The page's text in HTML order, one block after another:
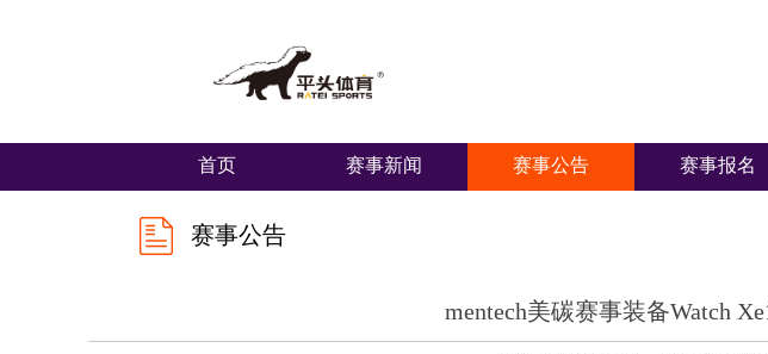
首页 赛事新闻 赛事公告 赛事报名
赛事公告
mentech美碳赛事装备Watch